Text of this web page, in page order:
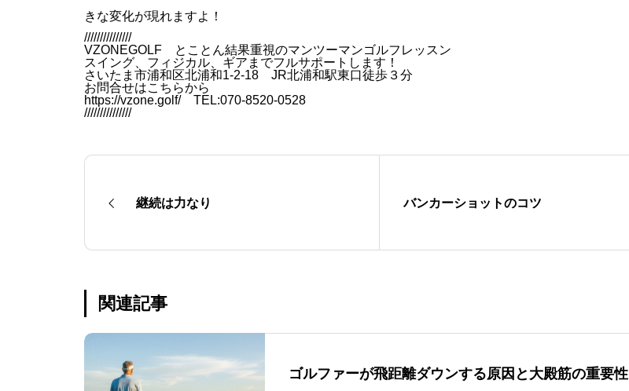
きな変化が現れますよ！
///////////////
VZONEGOLF とことん結果重視のマンツーマンゴルフレッスン
スイング、フィジカル、ギアまでフルサポートします！
さいたま市浦和区北浦和1-2-18 JR北浦和駅東口徒歩３分
お問合せはこちらから
https://vzone.golf/ TEL:070-8520-0528
///////////////
継続は力なり バンカーショットのコツ
関連記事
ゴルファーが飛距離ダウンする原因と大殿筋の重要性